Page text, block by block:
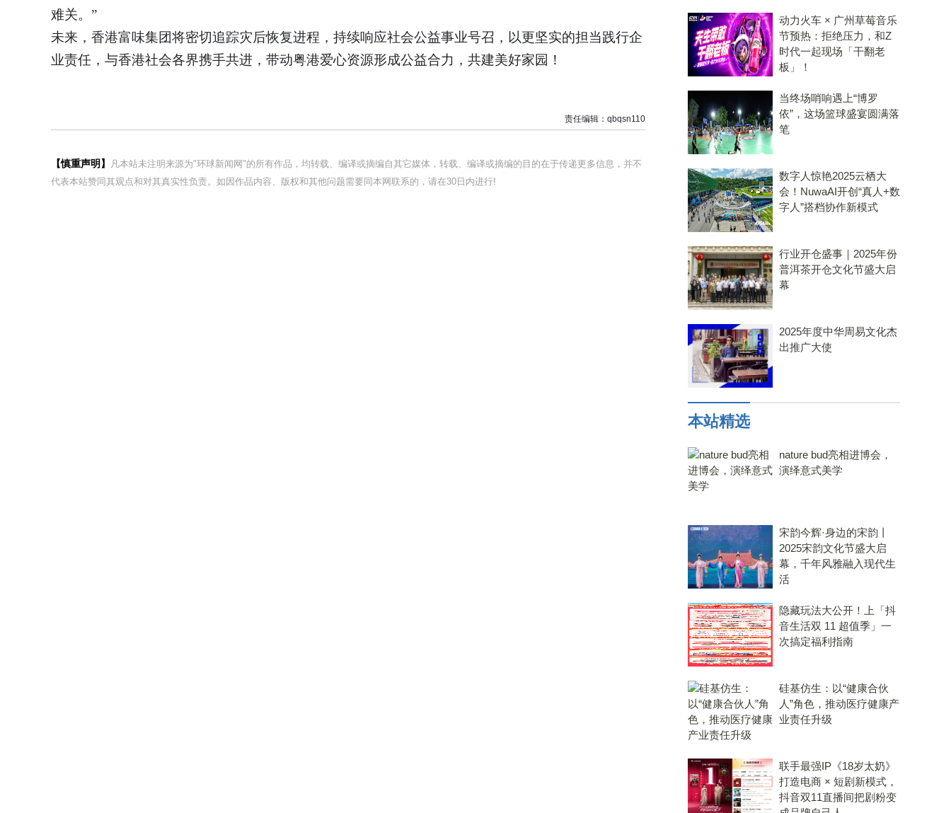
难关。 ”
未来，香港富味集团将密切追踪灾后恢复进程，持续响应社会公益事业号召，以更坚实的担当践行企
业责任，与香港社会各界携手共进，带动粤港爱心资源形成公益合力，共建美好家园！
责任编辑：qbqsn110
【慎重声明】
凡本站未注明来源为"环球新闻网"的所有作品，均转载、编译或摘编自其它媒体，转载、编译或摘编的目的在于传递更多信息，并不
代表本站赞同其观点和对其真实性负责。如因作品内容、版权和其他问题需要同本网联系的，请在30日内进行!
动力火车 × 广州草莓音乐
节预热：拒绝压力，和Z
时代一起现场「干翻老
板」！
当终场哨响遇上“博罗
依”，这场篮球盛宴圆满落
笔
数字人惊艳2025云栖大
会！NuwaAI开创“真人+数
字人”搭档协作新模式
行业开仓盛事｜2025年份
普洱茶开仓文化节盛大启
幕
2025年度中华周易文化杰
出推广大使
本站精选
nature bud亮相进博会，
演绎意式美学
宋韵今辉·身边的宋韵丨
2025宋韵文化节盛大启
幕，千年风雅融入现代生
活
隐藏玩法大公开！上「抖
音生活双 11 超值季」一
次搞定福利指南
硅基仿生：以“健康合伙
人”角色，推动医疗健康产
业责任升级
联手最强IP《18岁太奶》
打造电商 × 短剧新模式，
抖音双11直播间把剧粉变